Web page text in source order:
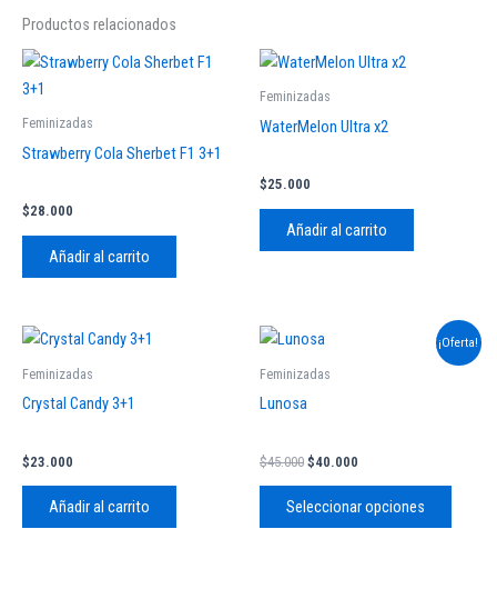
Productos relacionados
Feminizadas
Strawberry Cola Sherbet F1 3+1
$28.000
Añadir al carrito
Feminizadas
WaterMelon Ultra x2
$25.000
Añadir al carrito
Feminizadas
Crystal Candy 3+1
$23.000
Añadir al carrito
¡Oferta!
Feminizadas
Lunosa
$45.000
El
original
$45.000.
$40.000
Seleccionar opciones
Este
se